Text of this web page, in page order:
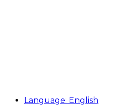
Language: English